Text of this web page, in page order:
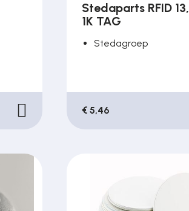
Stedaparts RFID
1K TAG
Stedagroep
€ 5,46